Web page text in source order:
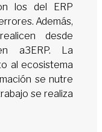
los del ERP
Además,
desde
a3ERP. La
al ecosistema
se nutre
se realiza